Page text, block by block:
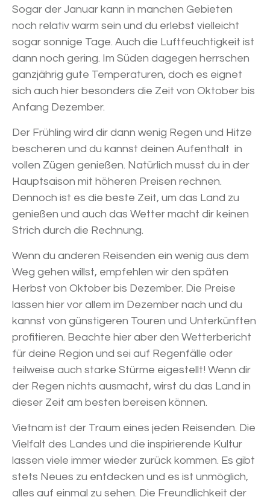
Sogar der Januar kann in manchen Gebieten
noch relativ warm sein und du erlebst vielleicht
sogar sonnige Tage. Auch die Luftfeuchtigkeit ist
dann noch gering. Im Süden dagegen herrschen
ganzjährig gute Temperaturen, doch es eignet
sich auch hier besonders die Zeit von Oktober bis
Anfang Dezember.
Der Frühling wird dir dann wenig Regen und Hitze
bescheren und du kannst deinen Aufenthalt in
vollen Zügen genießen. Natürlich musst du in der
Hauptsaison mit höheren Preisen rechnen.
Dennoch ist es die beste Zeit, um das Land zu
genießen und auch das Wetter macht dir keinen
Strich durch die Rechnung.
Wenn du anderen Reisenden ein wenig aus dem
Weg gehen willst, empfehlen wir den späten
Herbst von Oktober bis Dezember. Die Preise
lassen hier vor allem im Dezember nach und du
kannst von günstigeren Touren und Unterkünften
profitieren. Beachte hier aber den Wetterbericht
für deine Region und sei auf Regenfälle oder
teilweise auch starke Stürme eigestellt! Wenn dir
der Regen nichts ausmacht, wirst du das Land in
dieser Zeit am besten bereisen können.
Vietnam ist der Traum eines jeden Reisenden. Die
Vielfalt des Landes und die inspirierende Kultur
lassen viele immer wieder zurück kommen. Es gibt
stets Neues zu entdecken und es ist unmöglich,
alles auf einmal zu sehen. Die Freundlichkeit der